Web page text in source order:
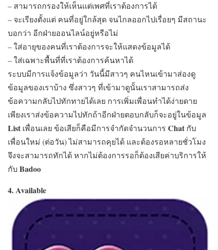
– สามารถกรองให้เห็นแต่เพศที่เราต้องการได้
– จะเรียงตั้งแต่ คนที่อยู่ใกล้สุด จนไกลออกไปเรื่อยๆ มีสถานะ
บอกว่า อีกฝ่ายออนไลน์อยู่หรือไม่
– ใส่อายุของคนที่เราต้องการจะให้แสดงข้อมูลได้
– ใส่เฉพาะพื้นที่ที่เราต้องการค้นหาได้
ระบบมีการแจ้งข้อมูลว่า วันนี้มีสาวๆ คนไหนเข้ามาส่องดู
ข้อมูลของเราบ้าง ซึ่งสาวๆ ที่เข้ามาดูนั้นเราสามารถส่ง
ข้อความกลับไปทักทายได้เลย การเพิ่มเพื่อนทำได้ง่ายดาย
เพียงเราส่งข้อความไปทักถ้าอีกฝ่ายตอบกลับก็จะอยู่ในข้อมูล
List เพื่อนเลย ข้อเสียก็คือมีการจำกัดจำนวนการ Chat กับ
เพื่อนใหม่ (ต่อวัน) ไม่สามารถคุยได้ และต้องรอหลายชั่วโมง
จึงจะสามารถทักได้ หากไม่ต้องการรอก็ต้องเสียค่าบริการให้
กับ Badoo
4. Available